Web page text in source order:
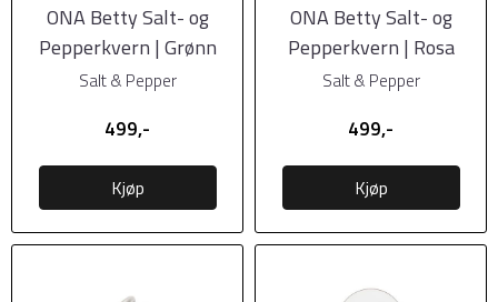
ONA Betty Salt- og
Pepperkvern | Grønn
Salt & Pepper
499,-
Kjøp
ONA Betty Salt- og
Pepperkvern | Rosa
Salt & Pepper
499,-
Kjøp